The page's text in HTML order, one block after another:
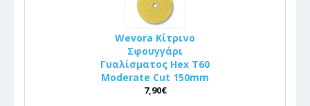
Wevora Κίτρινο
Σφουγγάρι
Γυαλίσματος Hex T60
Moderate Cut 150mm
7,90€